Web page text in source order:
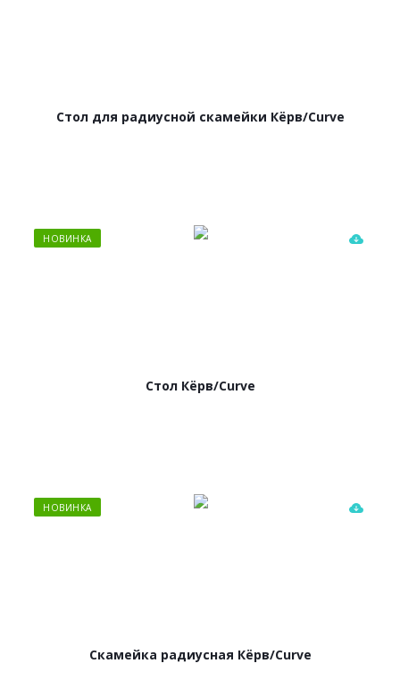
Стол для радиусной скамейки Кёрв/Curve
НОВИНКА
Стол Кёрв/Curve
НОВИНКА
Скамейка радиусная Кёрв/Curve